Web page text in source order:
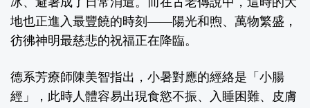
地也正進入最豐饒的時刻——陽光和煦、萬物繁盛，
彷彿神明最慈悲的祝福正在降臨。
德系芳療師陳美智指出，小暑對應的經絡是「小腸
經」，此時人體容易出現食慾不振、入睡困難、皮膚